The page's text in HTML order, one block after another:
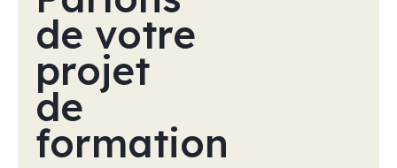
de votre
projet
de
formation